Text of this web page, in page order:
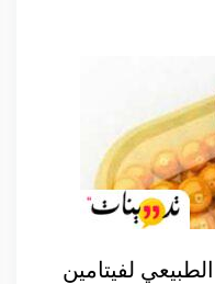
لفيتامين